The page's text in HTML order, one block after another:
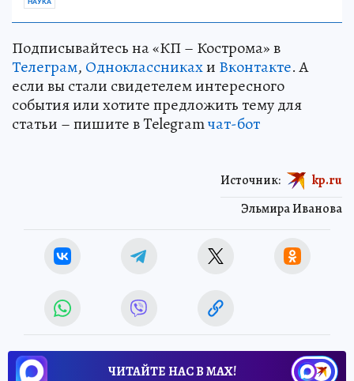
НАУКА
Подписывайтесь на «КП – Кострома» в
Телеграм, Одноклассникахи Вконтакте. А
если вы стали свидетелем интересного
события или хотите предложить тему для
статьи – пишите в Telegramчат-бот
Эльмира Иванова
Источник: kp.ru
ЧИТАЙТЕ НАС В МАХ!